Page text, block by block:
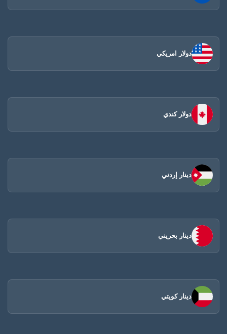
دولار امريكي
دولار كندي
دينار إردني
دينار بحريني
دينار كويتي